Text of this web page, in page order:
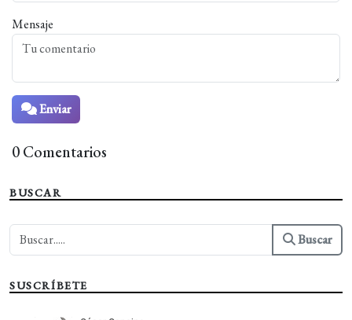
Mensaje
Enviar
0 Comentarios
BUSCAR
Buscar
SUSCRÍBETE